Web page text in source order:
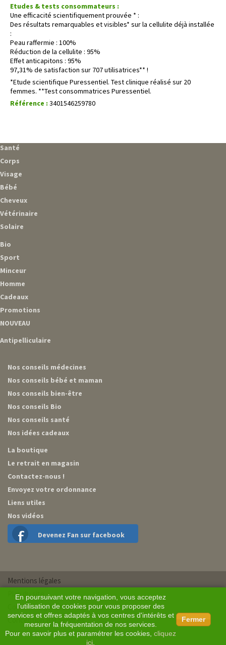
Etudes & tests consommateurs :
Une efficacité scientifiquement prouvée * :
Des résultats remarquables et visibles* sur la cellulite déjà installée
:
Peau raffermie : 100%
Réduction de la cellulite : 95%
Effet anticapitons : 95%
97,31% de satisfaction sur 707 utilisatrices** !
*Etude scientifique Puressentiel. Test clinique réalisé sur 20
femmes. **Test consommatrices Puressentiel.
Référence : 3401546259780
Santé
Corps
Visage
Bébé
Cheveux
Vétérinaire
Solaire
Bio
Sport
Minceur
Homme
Cadeaux
Promotions
NOUVEAU
Antipelliculaire
Nos conseils médecines
Nos conseils bébé et maman
Nos conseils bien-être
Nos conseils Bio
Nos conseils santé
Nos idées cadeaux
La boutique
Le retrait en magasin
Contactez-nous !
Envoyez votre ordonnance
Liens utiles
Nos vidéos
Devenez Fan sur facebook
En poursuivant votre navigation, vous acceptez
l'utilisation de cookies pour vous proposer des
services et offres adaptés à vos centres d'intérêts et
mesurer la fréquentation de nos services.
Pour en savoir plus et paramétrer les cookies, cliquez
ici
Fermer
Mentions légales
Plan du site
Conditions générales de vente
Conception BM Services